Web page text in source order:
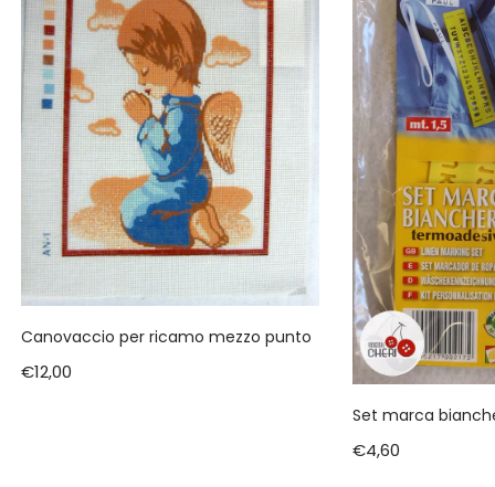
Canovaccio per ricamo mezzo punto
€12,00
Set marca
€4,60